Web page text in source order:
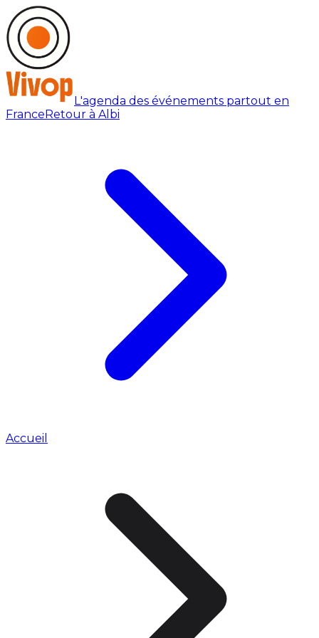
L'agenda des événements partout en
FranceRetour à Albi
Accueil